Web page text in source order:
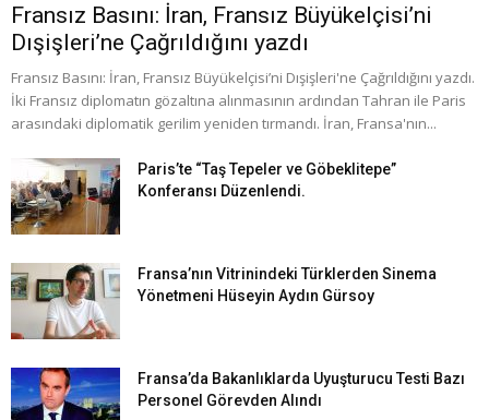
Fransız Basını: İran, Fransız Büyükelçisi’ni
Dışişleri’ne Çağrıldığını yazdı
Fransız Basını: İran, Fransız Büyükelçisi’ni Dışişleri'ne Çağrıldığını yazdı.
İki Fransız diplomatın gözaltına alınmasının ardından Tahran ile Paris
arasındaki diplomatik gerilim yeniden tırmandı. İran, Fransa'nın...
Paris’te “Taş Tepeler ve Göbeklitepe”
Konferansı Düzenlendi.
Fransa’nın Vitrinindeki Türklerden Sinema
Yönetmeni Hüseyin Aydın Gürsoy
Fransa’da Bakanlıklarda Uyuşturucu Testi Bazı
Personel Görevden Alındı